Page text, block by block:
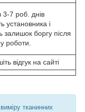
3-7 роб. днів
установника і
залишок боргу після
роботи.
відгук на сайті
тканинних